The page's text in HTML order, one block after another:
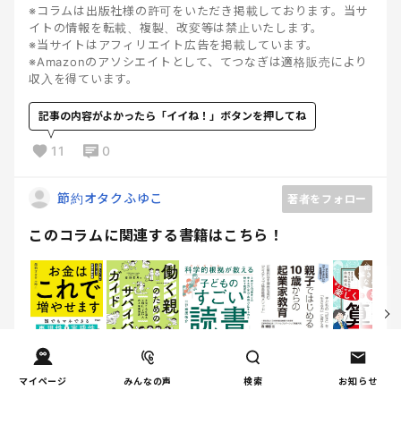
マイページ みんなの声 検索 お知らせ
※コラムは出版社様の許可をいただき掲載しております。当サ
イトの情報を転載、複製、改変等は禁止いたします。
※当サイトはアフィリエイト広告を掲載しています。
※Amazonのアソシエイトとして、てつなぎは適格販売により
収入を得ています。
記事の内容がよかったら「イイね！」ボタンを押してね
11 0
節約オタクふゆこ 著者をフォロー
このコラムに関連する書籍はこちら！